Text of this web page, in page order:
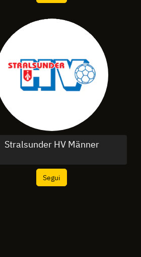
Stralsunder HV Männer
Segui